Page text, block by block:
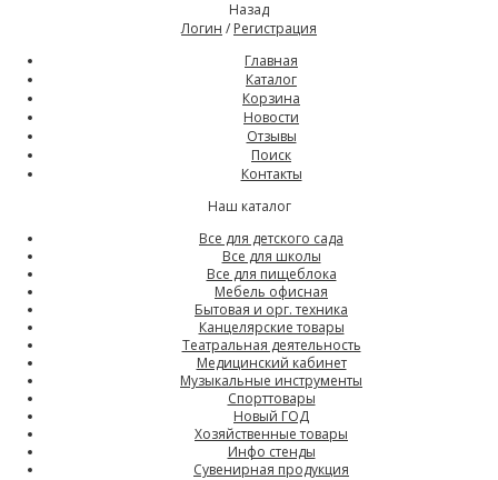
Назад
Логин / Регистрация
Главная
Каталог
Корзина
Новости
Отзывы
Поиск
Контакты
Наш каталог
Все для детского сада
Все для школы
Все для пищеблока
Мебель офисная
Бытовая и орг. техника
Канцелярские товары
Театральная деятельность
Медицинский кабинет
Музыкальные инструменты
Спорттовары
Новый ГОД
Хозяйственные товары
Инфо стенды
Сувенирная продукция